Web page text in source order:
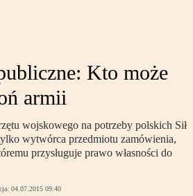
Kto może
armii
wojskowego na potrzeby polskich Sił
wytwórca przedmiotu zamówienia,
przysługuje prawo własności do
04.07.2015 09:40